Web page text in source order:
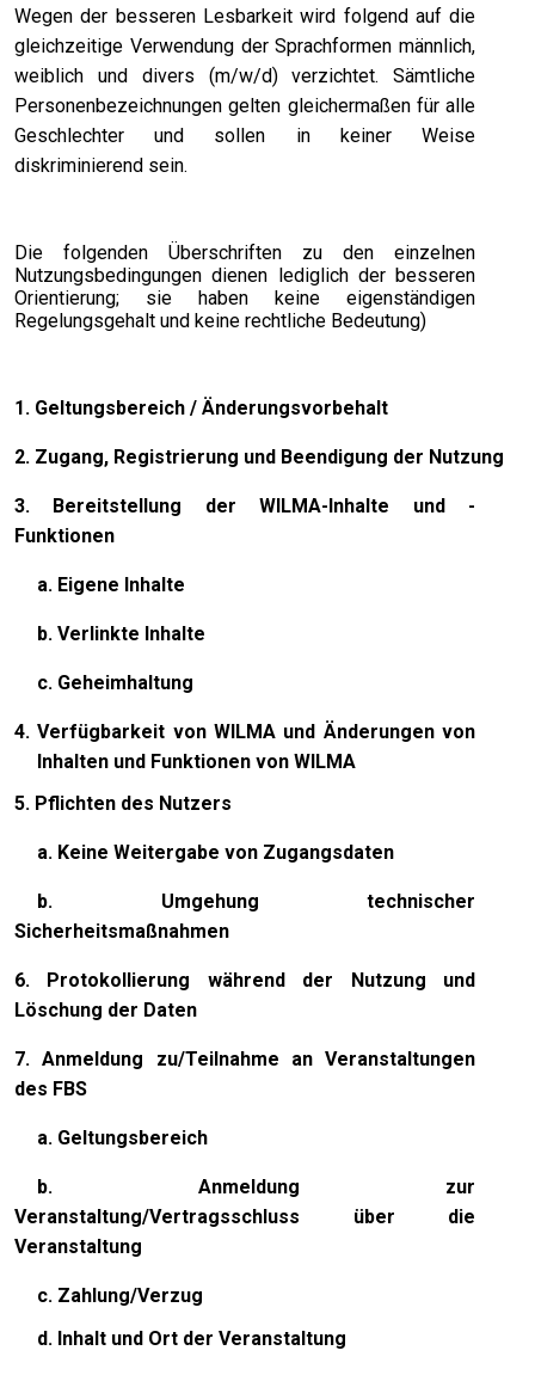
Wegen der besseren Lesbarkeit wird folgend auf die
gleichzeitige Verwendung der Sprachformen männlich,
weiblich und divers (m/w/d) verzichtet. Sämtliche
Personenbezeichnungen gelten gleichermaßen für alle
Geschlechter und sollen in keiner Weise
diskriminierend sein.
Die folgenden Überschriften zu den einzelnen
Nutzungsbedingungen dienen lediglich der besseren
Orientierung; sie haben keine eigenständigen
Regelungsgehalt und keine rechtliche Bedeutung)
1. Geltungsbereich / Änderungsvorbehalt
2. Zugang, Registrierung und Beendigung der Nutzung
3. Bereitstellung der WILMA-Inhalte und -
Funktionen
a. Eigene Inhalte
b. Verlinkte Inhalte
c. Geheimhaltung
4. Verfügbarkeit von WILMA und Änderungen von
Inhalten und Funktionen von WILMA
5. Pflichten des Nutzers
a. Keine Weitergabe von Zugangsdaten
b. Umgehung technischer
Sicherheitsmaßnahmen
6. Protokollierung während der Nutzung und
Löschung der Daten
7.Anmeldung zu/Teilnahme an Veranstaltungen
des FBS
a. Geltungsbereich
b. Anmeldung zur
Veranstaltung/Vertragsschluss über die
Veranstaltung
c. Zahlung/Verzug
d. Inhalt und Ort der Veranstaltung